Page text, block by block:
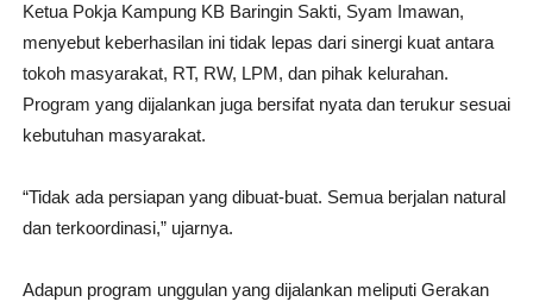
Ketua Pokja Kampung KB Baringin Sakti, Syam Imawan,
menyebut keberhasilan ini tidak lepas dari sinergi kuat antara
tokoh masyarakat, RT, RW, LPM, dan pihak kelurahan.
Program yang dijalankan juga bersifat nyata dan terukur sesuai
kebutuhan masyarakat.
“Tidak ada persiapan yang dibuat-buat. Semua berjalan natural
dan terkoordinasi,” ujarnya.
Adapun program unggulan yang dijalankan meliputi Gerakan